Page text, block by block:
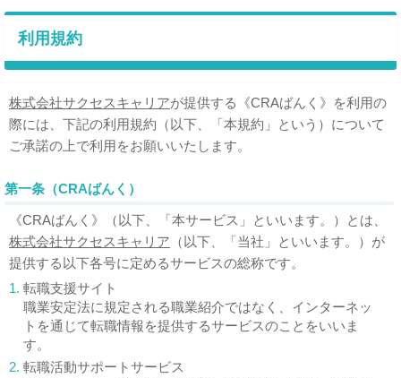
利用規約
株式会社サクセスキャリアが提供する《CRAばんく》を利用の
際には、下記の利用規約（以下、「本規約」という）について
ご承諾の上で利用をお願いいたします。
第一条（CRAばんく）
《CRAばんく》（以下、「本サービス」といいます。）とは、
株式会社サクセスキャリア （以下、「当社」といいます。）が
提供する以下各号に定めるサービスの総称です。
1. 転職支援サイト
職業安定法に規定される職業紹介ではなく、インターネッ
トを通じて転職情報を提供するサービスのことをいいま
す。
2. 転職活動サポートサービス